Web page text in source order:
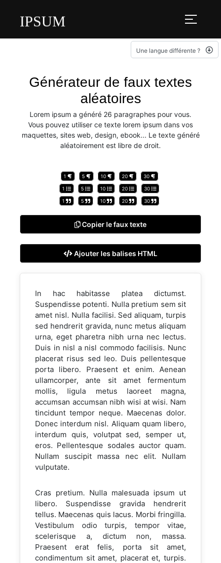
IPSUM
Une langue différente ?
Générateur de faux textes
aléatoires
Lorem ipsum a généré 26 paragraphes pour vous.
Vous pouvez utiliser ce texte lorem ipsum dans vos
maquettes, sites web, design, ebook... Le texte généré
aléatoirement est libre de droit.
1 5 10 20 30
1 5 10 20 30
1 5 10 20 30
Copier le faux texte
Ajouter les balises HTML
In hac habitasse platea dictumst.
Suspendisse potenti. Nulla pretium sem sit
amet nisl. Nulla facilisi. Sed aliquam, turpis
sed hendrerit gravida, nunc metus aliquam
urna, eget pharetra nibh urna nec lectus.
Duis in nisl a nisl commodo facilisis. Nunc
placerat risus sed leo. Duis pellentesque
porta libero. Praesent et enim. Aenean
ullamcorper, ante sit amet fermentum
mollis, ligula metus laoreet magna,
accumsan accumsan nibh wisi at wisi. Nam
tincidunt tempor neque. Maecenas dolor.
Donec interdum nisl. Aliquam quam libero,
interdum quis, volutpat sed, semper ut,
eros. Pellentesque sodales auctor quam.
Nullam suscipit massa nec elit. Nullam
vulputate.
Cras pretium. Nulla malesuada ipsum ut
libero. Suspendisse gravida hendrerit
tellus. Maecenas quis lacus. Morbi fringilla.
Vestibulum odio turpis, tempor vitae,
scelerisque a, dictum non, massa.
Praesent erat felis, porta sit amet,
condimentum sit amet, placerat et, turpis.